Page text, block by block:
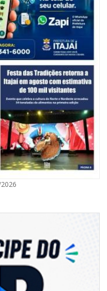
ciclone-bomba no Sul do Brasil;
quais os impactos no estado